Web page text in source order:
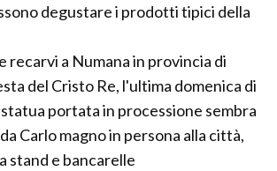
degustare i prodotti tipici della
a Numana in provincia di
del Cristo Re, l'ultima domenica di
portata in processione sembra
Carlo magno in persona alla città,
stand e bancarelle